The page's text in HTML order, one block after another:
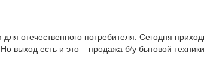
отечественного потребителя. Сегодня
выход есть и это – продажа б/у бытовой